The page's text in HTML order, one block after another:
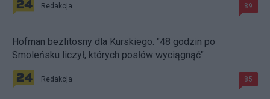
Redakcja 89
Hofman bezlitosny dla Kurskiego. "48 godzin po
Smoleńsku liczył, których posłów wyciągnąć"
Redakcja 85